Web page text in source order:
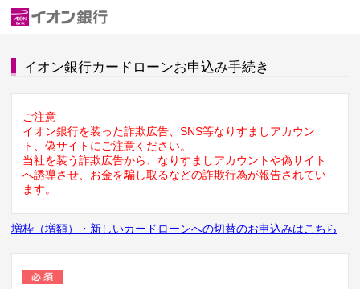
イオン銀行カードローンお申込み手続き
ご注意
イオン銀行を装った詐欺広告、SNS等なりすましアカウン
ト、偽サイトにご注意ください。
当社を装う詐欺広告から、なりすましアカウントや偽サイト
へ誘導させ、お金を騙し取るなどの詐欺行為が報告されてい
ます。
増枠（増額）・新しいカードローンへの切替のお申込みはこちら